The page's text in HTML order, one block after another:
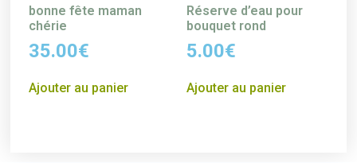
bonne fête maman
chérie
35.00€
Ajouter au panier
Réserve d’eau pour
bouquet rond
5.00€
Ajouter au panier